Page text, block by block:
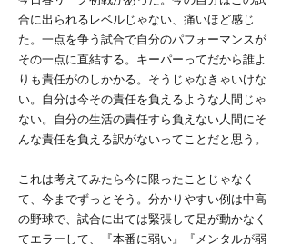
合に出られるレベルじゃない、痛いほど感じ
た。一点を争う試合で自分のパフォーマンスが
その一点に直結する。キーパーってだから誰よ
りも責任がのしかかる。そうじゃなきゃいけな
い。自分は今その責任を負えるような人間じゃ
ない。自分の生活の責任すら負えない人間にそ
んな責任を負える訳がないってことだと思う。
これは考えてみたら今に限ったことじゃなく
て、今までずっとそう。分かりやすい例は中高
の野球で、試合に出ては緊張して足が動かなく
てエラーして、『本番に弱い』『メンタルが弱